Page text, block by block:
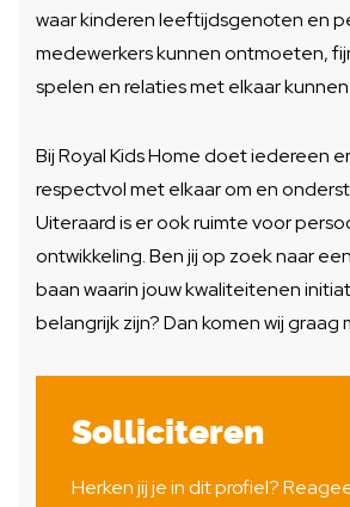
waar kinderen leeftijdsgenoten en
medewerkers kunnen ontmoeten,
spelen en relaties met elkaar
Bij Royal Kids Home doet iedereen
respectvol met elkaar om en
Uiteraard is er ook ruimte voor
ontwikkeling. Ben jij op zoek naar
baan waarin jouw kwaliteitenen
belangrijk zijn? Dan komen wij graag
Solliciteren
Herken jij je in dit profiel?